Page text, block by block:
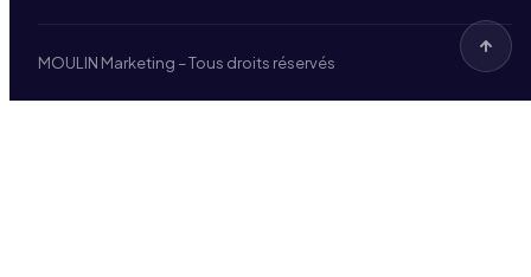
MOULIN Marketing – Tous droits réservés